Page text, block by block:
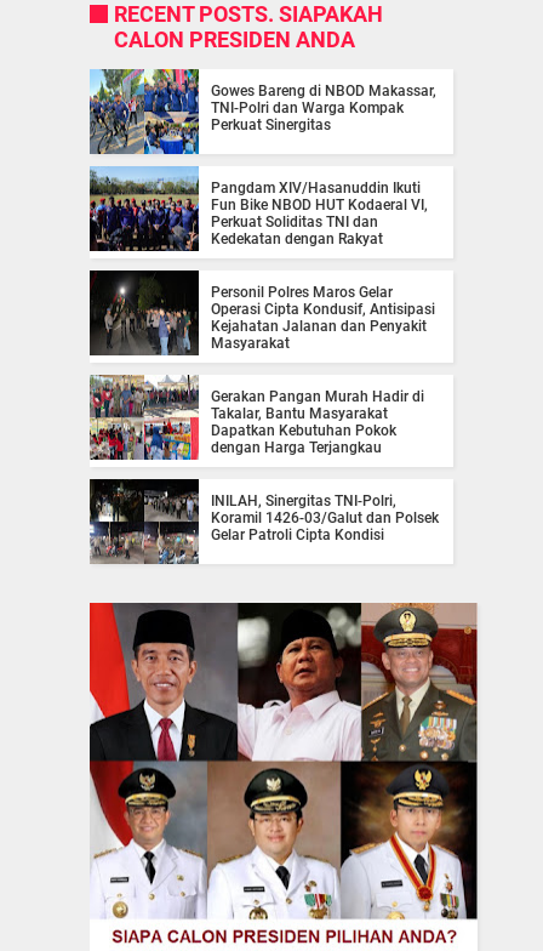
RECENT POSTS. SIAPAKAH
CALON PRESIDEN ANDA
Gowes Bareng di NBOD Makassar,
TNI-Polri dan Warga Kompak
Perkuat Sinergitas
Pangdam XIV/Hasanuddin Ikuti
Fun Bike NBOD HUT Kodaeral VI,
Perkuat Soliditas TNI dan
Kedekatan dengan Rakyat
Personil Polres Maros Gelar
Operasi Cipta Kondusif, Antisipasi
Kejahatan Jalanan dan Penyakit
Masyarakat
Gerakan Pangan Murah Hadir di
Takalar, Bantu Masyarakat
Dapatkan Kebutuhan Pokok
dengan Harga Terjangkau
INILAH, Sinergitas TNI-Polri,
Koramil 1426-03/Galut dan Polsek
Gelar Patroli Cipta Kondisi